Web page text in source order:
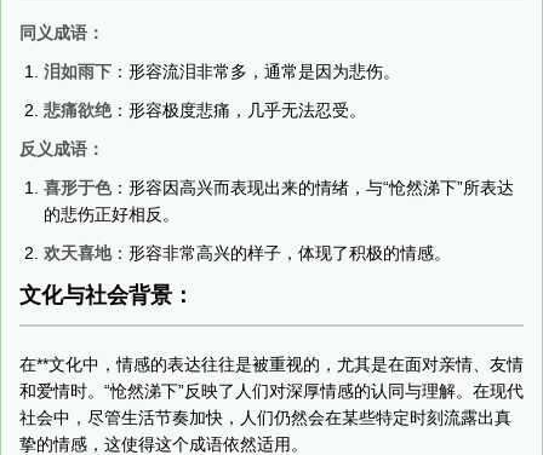
同义成语：
泪如雨下 ：形容流泪非常多，通常是因为悲伤。
悲痛欲绝：形容极度悲痛，几乎无法忍受。
反义成语：
喜形于色：形容因高兴而表现出来的情绪，与“怆然涕下”所表达
的悲伤正好相反。
欢天喜地：形容非常高兴的样子，体现了积极的情感。
文化与社会背景：
在**文化中，情感的表达往往是被重视的，尤其是在面对亲情、友情
和爱情时。“怆然涕下”反映了人们对深厚情感的认同与理解。在现代
社会中，尽管生活节奏加快，人们仍然会在某些特定时刻流露出真
挚的情感，这使得这个成语依然适用。